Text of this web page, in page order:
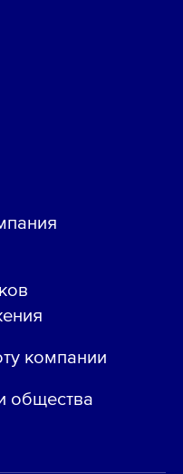
компании
общества